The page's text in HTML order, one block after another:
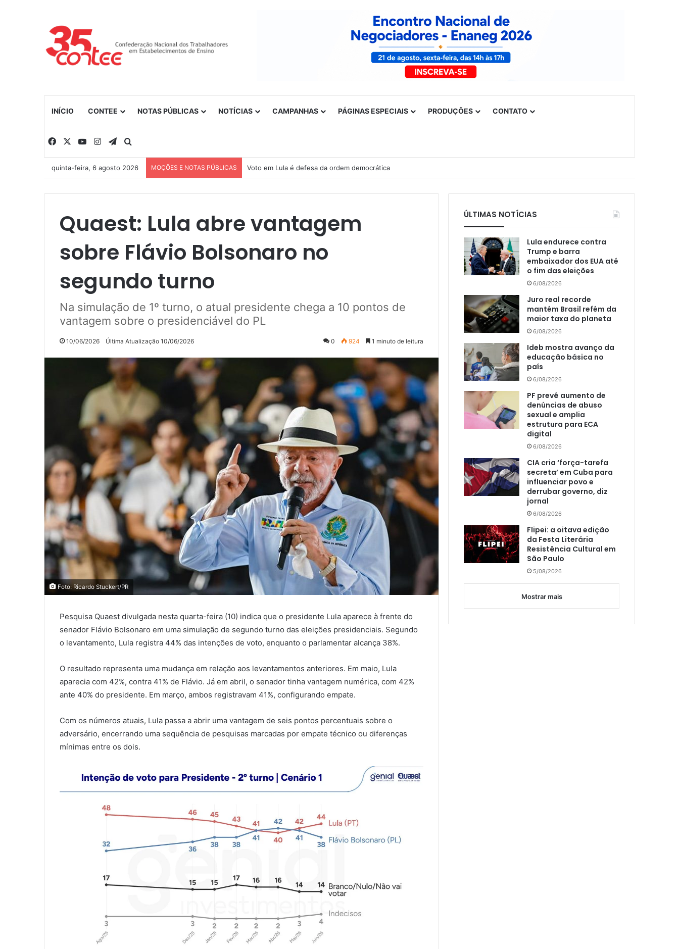
INÍCIO CONTEE NOTAS PÚBLICAS NOTÍCIAS CAMPANHAS PÁGINAS ESPECIAIS PRODUÇÕES CONTATO
Facebook YouTubeInstagramTelegram
quinta-feira, 6 agosto 2026 MOÇÕES E NOTAS PÚBLICAS Nota de solidariedade ao povo venezuelano
Quaest: Lula abre vantagem
sobre Flávio Bolsonaro no
segundo turno
Na simulação de 1º turno, o atual presidente chega a 10 pontos de
vantagem sobre o presidenciável do PL
10/06/2026 Última Atualização 10/06/2026 0 924 1 minuto de leitura
Foto: Ricardo Stuckert/PR
Pesquisa Quaest divulgada nesta quarta-feira (10) indica que o presidente Lula aparece à frente do
senador Flávio Bolsonaro em uma simulação de segundo turno das eleições presidenciais. Segundo
o levantamento, Lula registra 44% das intenções de voto, enquanto o parlamentar alcança 38%.
O resultado representa uma mudança em relação aos levantamentos anteriores. Em maio, Lula
aparecia com 42%, contra 41% de Flávio. Já em abril, o senador tinha vantagem numérica, com 42%
ante 40% do presidente. Em março, ambos registravam 41%, configurando empate.
Com os números atuais, Lula passa a abrir uma vantagem de seis pontos percentuais sobre o
adversário, encerrando uma sequência de pesquisas marcadas por empate técnico ou diferenças
mínimas entre os dois.
ÚLTIMAS NOTÍCIAS
Lula endurece contra
Trump e barra
embaixador dos EUA até
o fim das eleições
6/08/2026
Juro real recorde
mantém Brasil refém da
maior taxa do planeta
6/08/2026
Ideb mostra avanço da
educação básica no
país
6/08/2026
PF prevê aumento de
denúncias de abuso
sexual e amplia
estrutura para ECA
digital
6/08/2026
CIA cria ‘força-tarefa
secreta’ em Cuba para
influenciar povo e
derrubar governo, diz
jornal
6/08/2026
Flipei: a oitava edição
da Festa Literária
Resistência Cultural em
São Paulo
5/08/2026
Mostrar mais